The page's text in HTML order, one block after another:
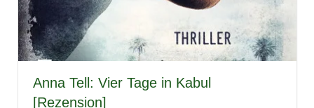
Anna Tell: Vier Tage in Kabul
[Rezension]